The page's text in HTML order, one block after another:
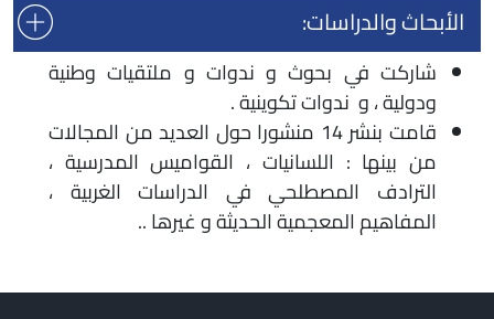
الأبحاث والدراسات:
شاركت في بحوث و ندوات و ملتقيات وطنية
ودولية ، و ندوات تكوينية .
قامت بنشر 14 منشورا حول العديد من المجالات
من بينها : اللسانيات ، القواميس المدرسية ،
الترادف المصطلحي في الدراسات الغربية ،
المفاهيم المعجمية الحديثة و غيرها ..